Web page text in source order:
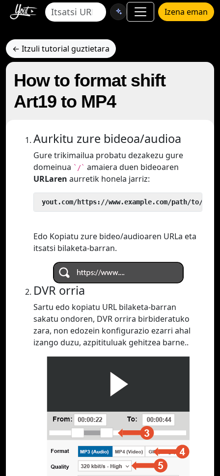
Izena eman
← Itzuli tutorial guztietara
How to format shift
Art19 to MP4
Aurkitu zure bideoa/audioa
Gure trikimailua probatu dezakezu gure
domeinua `/` amaiera duen bideoaren
URLaren aurretik honela jarriz:
yout.com/https://www.example.com/path/to/
Edo Kopiatu zure bideo/audioaren URLa eta
itsatsi bilaketa-barran.
DVR orria
Sartu edo kopiatu URL bilaketa-barran
sakatu ondoren, DVR orrira birbideratuko
zara, non edozein konfigurazio ezarri ahal
izango duzu, azpitituluak gehitzea barne..